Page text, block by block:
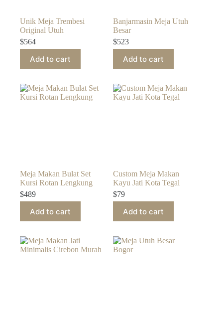
Unik Meja Trembesi
Original Utuh
$564
Add to cart
Banjarmasin Meja Utuh
Besar
$523
Add to cart
Meja Makan Bulat Set
Kursi Rotan Lengkung
$489
Add to cart
Custom Meja Makan
Kayu Jati Kota Tegal
$79
Add to cart